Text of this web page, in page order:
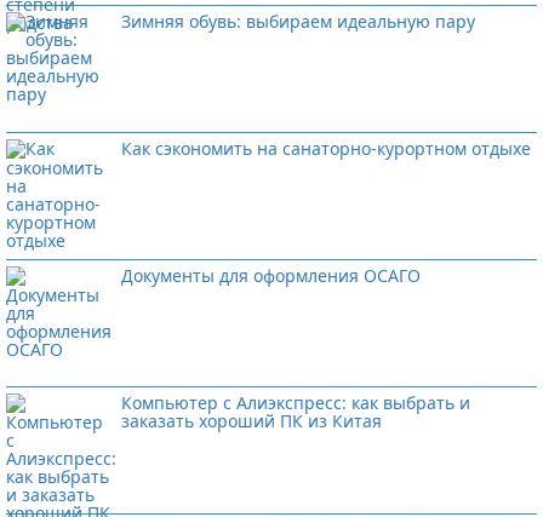
Зимняя обувь: выбираем идеальную пару
Как сэкономить на санаторно-курортном отдыхе
Документы для оформления ОСАГО
Компьютер с Алиэкспресс: как выбрать и
заказать хороший ПК из Китая